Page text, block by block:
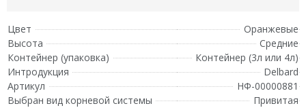
Цвет
Оранжевые
Высота
Средние
Контейнер (упаковка)
Контейнер (3л или 4л)
Интродукция
Delbard
Артикул
НФ-00000881
Выбран вид корневой системы
Привитая